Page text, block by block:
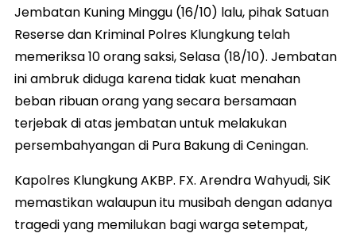
Jembatan Kuning Minggu (16/10) lalu, pihak Satuan
Reserse dan Kriminal Polres Klungkung telah
memeriksa 10 orang saksi, Selasa (18/10). Jembatan
ini ambruk diduga karena tidak kuat menahan
beban ribuan orang yang secara bersamaan
terjebak di atas jembatan untuk melakukan
persembahyangan di Pura Bakung di Ceningan.
Kapolres Klungkung AKBP. FX. Arendra Wahyudi, SiK
memastikan walaupun itu musibah dengan adanya
tragedi yang memilukan bagi warga setempat,